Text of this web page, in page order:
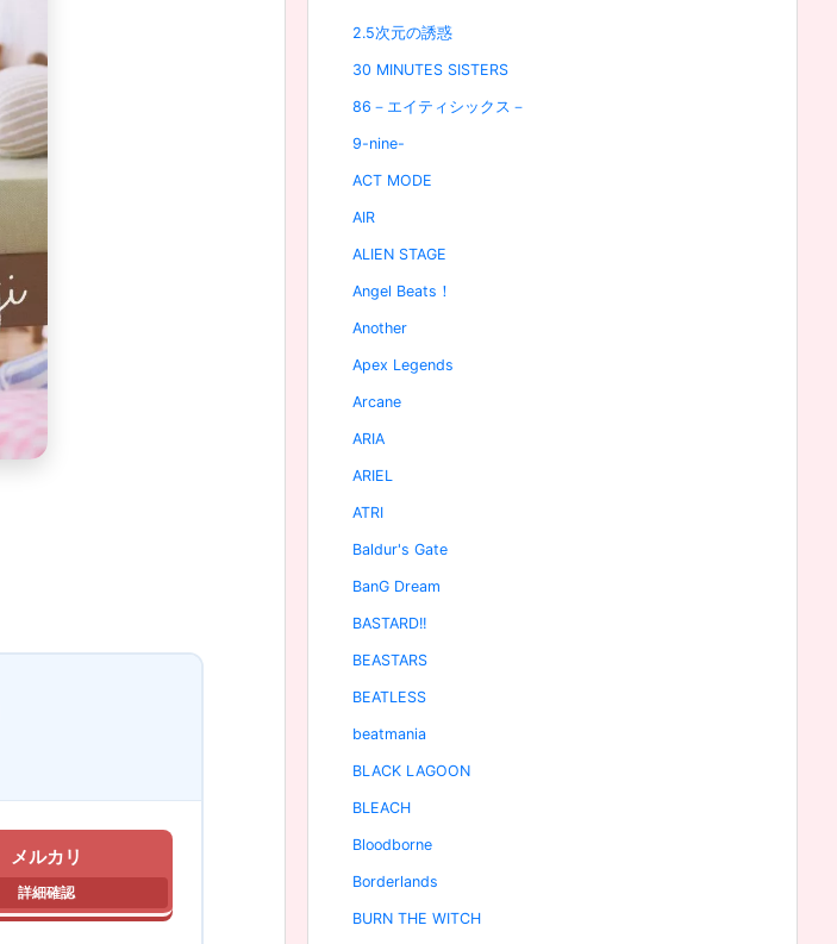
メルカリ
2.5次元の誘惑
30 MINUTES SISTERS
86－エイティシックス－
9-nine-
ACT MODE
AIR
ALIEN STAGE
Angel Beats！
Another
Apex Legends
Arcane
ARIA
ARIEL
ATRI
Baldur's Gate
BanG Dream
BASTARD!!
BEASTARS
BEATLESS
beatmania
BLACK LAGOON
BLEACH
Bloodborne
Borderlands
BURN THE WITCH